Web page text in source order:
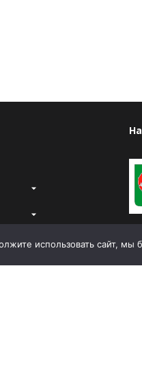
использовать сайт, мы